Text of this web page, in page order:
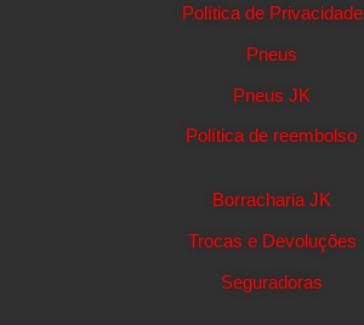
Política de Privacidade
Pneus
Pneus JK
Política de reembolso
Borracharia JK
Trocas e Devoluções
Seguradoras